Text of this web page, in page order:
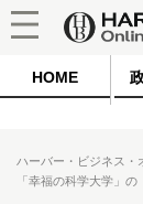
HOME
ハーバー・ビジネス・
「幸福の科学大学」